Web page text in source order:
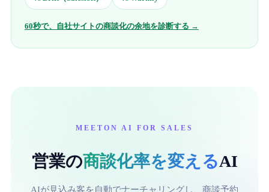
60秒で、自社サイトの商談化の余地を診断する →
MEETON AI FOR SALES
営業の商談化率を変えるAI
AIが見込み客を自動でナーチャリングし、商談予約